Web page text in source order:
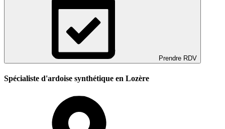
Prendre RDV
Spécialiste d'ardoise synthétique en Lozère